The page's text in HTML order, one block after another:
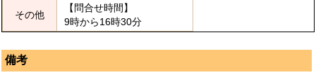
その他
【問合せ時間】
9時から16時30分
備考